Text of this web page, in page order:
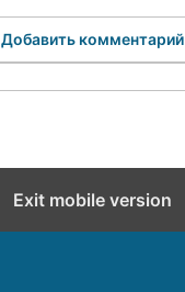
Добавить комментарий
Exit mobile version